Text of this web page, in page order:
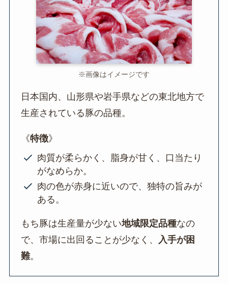
※画像はイメージです
日本国内、山形県や岩手県などの東北地方で
生産されている豚の品種。
《特徴》
肉質が柔らかく、脂身が甘く、口当たり
がなめらか。
肉の色が赤身に近いので、独特の旨みが
ある。
もち豚は生産量が少ない地域限定品種なの
で、市場に出回ることが少なく、 入手が困
難。